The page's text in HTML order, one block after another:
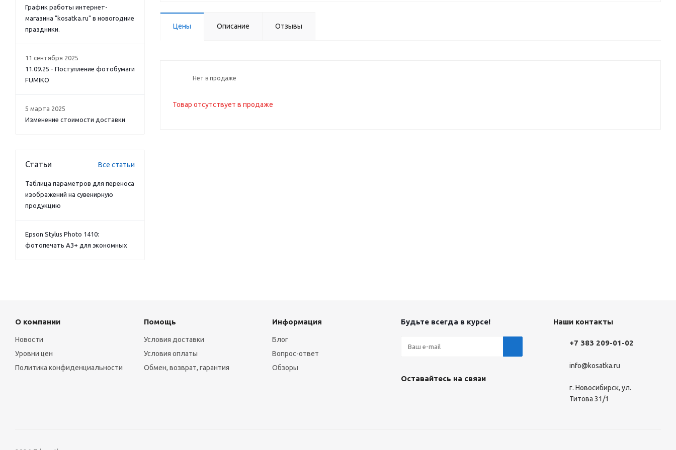
Цены Описание Отзывы
Нет в продаже
Товар отсутствует в продаже
График работы интернет-
магазина "kosatka.ru" в новогодние
праздники.
11 сентября 2025
11.09.25 - Поступление фотобумаги
FUMIKO
5 марта 2025
Изменение стоимости доставки
Статьи Все статьи
Таблица параметров для переноса
изображений на сувенирную
продукцию
Epson Stylus Photo 1410:
фотопечать А3+ для экономных
О компании
Новости
Уровни цен
Политика конфиденциальности
Помощь
Условия доставки
Условия оплаты
Обмен, возврат, гарантия
Информация
Блог
Вопрос-ответ
Обзоры
Будьте всегда в курсе!
Оставайтесь на связи
Наши контакты
+7 383 209-01-02
info@kosatka.ru
г. Новосибирск, ул.
Титова 31/1